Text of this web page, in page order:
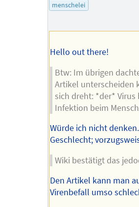
menschelei
Hello out there!
Btw: Im übrigen
Artikel unterscheiden
sich dreht: *der* Virus
Infektion beim
Würde ich nicht
Geschlecht;
Wiki bestätigt das
Den Artikel kann man
Virenbefall umso